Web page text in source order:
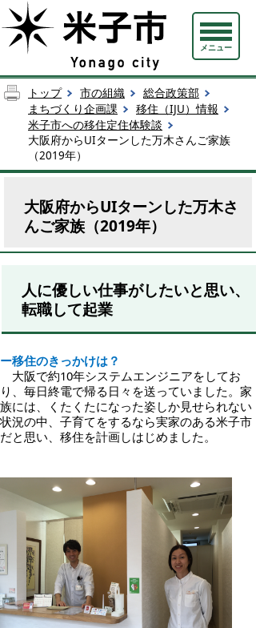
メニュー
トップ 市の組織
総合政策部
まちづくり企画課
移住（IJU）情報
米子市への移住定住体験談
大阪府からUIターンした万木さんご家族
（2019年）
大阪府からUIターンした万木さ
んご家族（2019年）
人に優しい仕事がしたいと思い、
転職して起業
ー移住のきっかけは？
大阪で約10年システムエンジニアをしてお
り、 毎日終電で帰る日々を送っていました。家
族には、くたくたになった姿しか見せられない
状況の中、子育てをするなら実家のある米子市
だと思い、移住を計画しはじめました。